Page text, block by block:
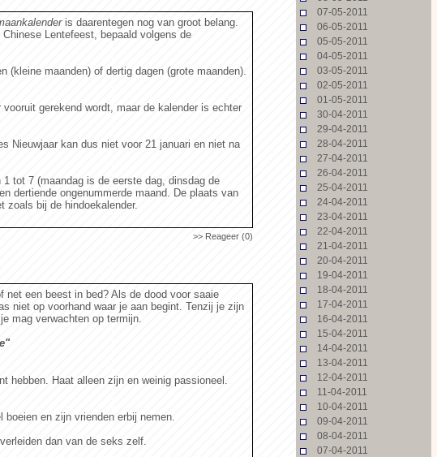
is daarentegen nog van groot belang.
Lentefeest, bepaald volgens de
(kleine maanden) of dertig dagen (grote maanden).
gerekend wordt, maar de kalender is echter
Nieuwjaar kan dus niet voor 21 januari en niet na
tot 7 (maandag is de eerste dag, dinsdag de
dertiende ongenummerde maand. De plaats van
zoals bij de hindoekalender.
>> Reageer (0)
een beest in bed? Als de dood voor saaie
niet op voorhand waar je aan begint. Tenzij je zijn
mag verwachten op termijn.
hebben. Haat alleen zijn en weinig passioneel.
en zijn vrienden erbij nemen.
dan van de seks zelf.
07-05-2011
06-05-2011
05-05-2011
04-05-2011
03-05-2011
02-05-2011
01-05-2011
30-04-2011
29-04-2011
28-04-2011
27-04-2011
26-04-2011
25-04-2011
24-04-2011
23-04-2011
22-04-2011
21-04-2011
20-04-2011
19-04-2011
18-04-2011
17-04-2011
16-04-2011
15-04-2011
14-04-2011
13-04-2011
12-04-2011
11-04-2011
10-04-2011
09-04-2011
08-04-2011
07-04-2011